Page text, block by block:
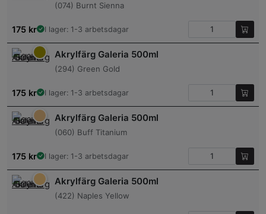
(074) Burnt Sienna
175 kr I lager: 1-3 arbetsdagar
Akrylfärg Galeria 500ml
(294) Green Gold
175 kr I lager: 1-3 arbetsdagar
Akrylfärg Galeria 500ml
(060) Buff Titanium
175 kr I lager: 1-3 arbetsdagar
Akrylfärg Galeria 500ml
(422) Naples Yellow